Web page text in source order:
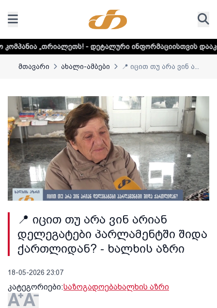
- დეტალური ინფორმაციისთვის დააკლიკეთ ლინკს
მთავარი ახალი-ამბები 📍 იცით თუ არა ვინ ა...
📍 იცით თუ არა ვინ არიან
დელეგატები პარლამენტში შიდა
ქართლიდან? - ხალხის აზრი
18-05-2026 23:07
კატეგორიები:საზოგადოებახალხის აზრი